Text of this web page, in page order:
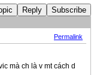
Reply Subscribe
Permalink
mà ch là v mt cách d